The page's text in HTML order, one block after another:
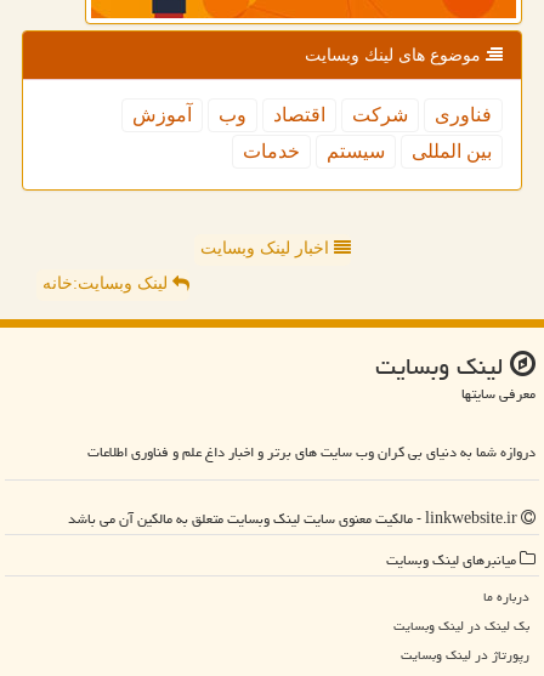
موضوع های لینك وبسایت
فناوری شركت اقتصاد وب
آموزش
بین المللی
سیستم خدمات
اخبار لینک وبسایت
لینک وبسایت:خانه
لینك وبسایت
معرفی سایتها
دروازه شما به دنیای بی کران وب سایت های برتر و اخبار داغ علم و فناوری اطلاعات
میانبرهای لینك وبسایت
درباره ما
بک لینک در لینك وبسایت
رپورتاژ در لینك وبسایت